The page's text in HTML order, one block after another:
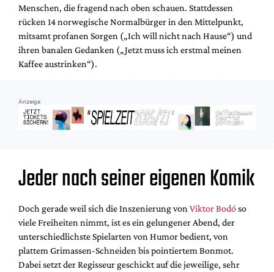
Menschen, die fragend nach oben schauen. Stattdessen
rücken 14 norwegische Normalbürger in den Mittelpunkt,
mitsamt profanen Sorgen („Ich will nicht nach Hause“) und
ihren banalen Gedanken („Jetzt muss ich erstmal meinen
Kaffee austrinken“).
Anzeige
Jeder nach seiner eigenen Komik
Doch gerade weil sich die Inszenierung von Viktor Bodóso
viele Freiheiten nimmt, ist es ein gelungener Abend, der
unterschiedlichste Spielarten von Humor bedient, von
plattem Grimassen-Schneiden bis pointiertem Bonmot.
Dabei setzt der Regisseur geschickt auf die jeweilige, sehr